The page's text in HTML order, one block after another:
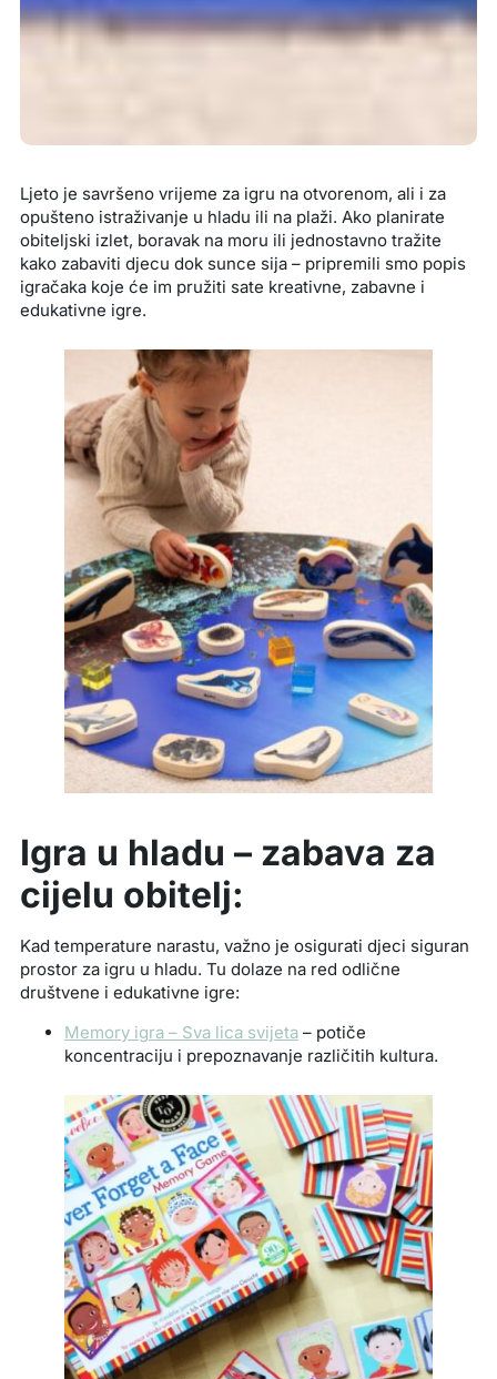
Ljeto je savršeno vrijeme za igru na otvorenom, ali i za
opušteno istraživanje u hladu ili na plaži. Ako planirate
obiteljski izlet, boravak na moru ili jednostavno tražite
kako zabaviti djecu dok sunce sija – pripremili smo popis
igračaka koje će im pružiti sate kreativne, zabavne i
edukativne igre.
Igra u hladu – zabava za
cijelu obitelj:
Kad temperature narastu, važno je osigurati djeci siguran
prostor za igru u hladu. Tu dolaze na red odlične
društvene i edukativne igre:
Memory igra – Sva lica svijeta– potiče
koncentraciju i prepoznavanje različitih kultura.